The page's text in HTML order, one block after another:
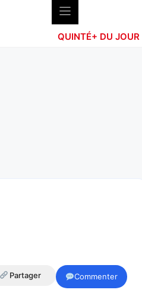
QUINTÉ+ DU JOUR
Partager Commenter